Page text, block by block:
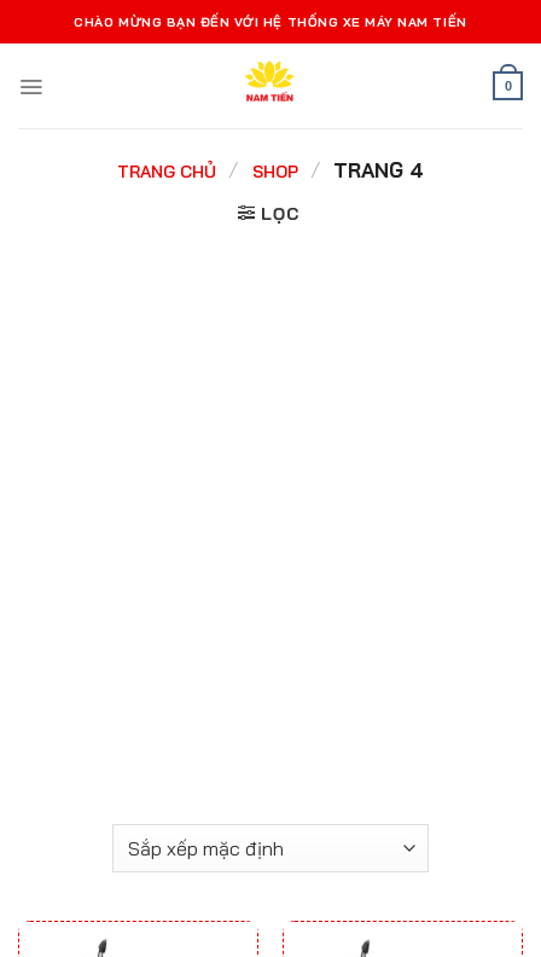
qua
dung
CHÀO MỪNG BẠN ĐẾN VỚI HỆ THỐNG XE MÁY NAM TIẾN
0
TRANG CHỦ / SHOP / TRANG 4
LỌC